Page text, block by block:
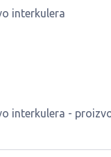
interkulera
interkulera -